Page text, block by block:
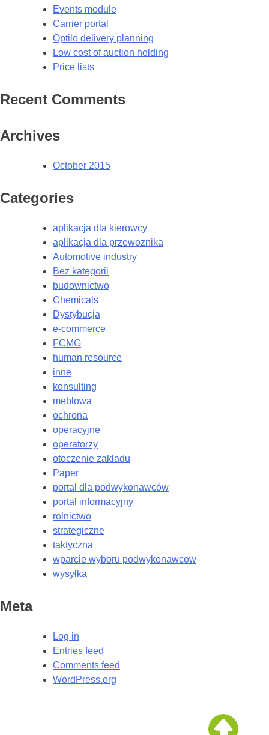
Events module
Carrier portal
Optilo delivery planning
Low cost of auction holding
Price lists
Recent Comments
Archives
October 2015
Categories
aplikacja dla kierowcy
aplikacja dla przewoznika
Automotive industry
Bez kategorii
budownictwo
Chemicals
Dystybucja
e-commerce
FCMG
human resource
inne
konsulting
meblowa
ochrona
operacyjne
operatorzy
otoczenie zakładu
Paper
portal dla podwykonawców
portal informacyjny
rolnictwo
strategiczne
taktyczna
wparcie wyboru podwykonawcow
wysyłka
Meta
Log in
Entries feed
Comments feed
WordPress.org